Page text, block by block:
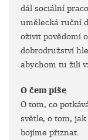
dál sociální
umělecká ruční
oživit povědomí
dobrodružství
abychom tu žili
O čem píše
O tom, co
světle, o tom,
bojíme přiznat.